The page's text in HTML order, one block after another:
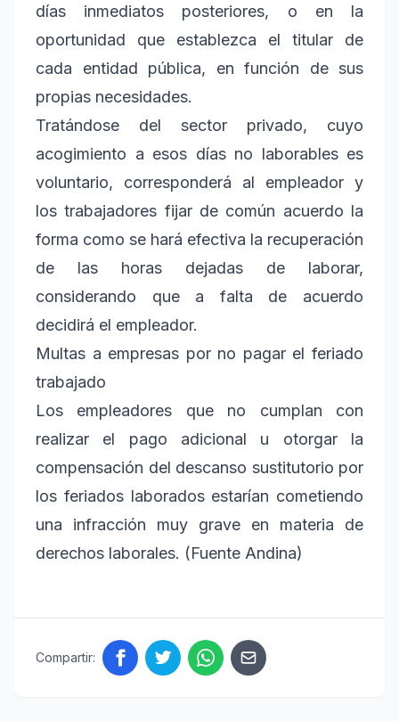
días inmediatos posteriores, o en la
oportunidad que establezca el titular de
cada entidad pública, en función de sus
propias necesidades.
Tratándose del sector privado, cuyo
acogimiento a esos días no laborables es
voluntario, corresponderá al empleador y
los trabajadores fijar de común acuerdo la
forma como se hará efectiva la recuperación
de las horas dejadas de laborar,
considerando que a falta de acuerdo
decidirá el empleador.
Multas a empresas por no pagar el feriado
trabajado
Los empleadores que no cumplan con
realizar el pago adicional u otorgar la
compensación del descanso sustitutorio por
los feriados laborados estarían cometiendo
una infracción muy grave en materia de
derechos laborales. (Fuente Andina)
Compartir: